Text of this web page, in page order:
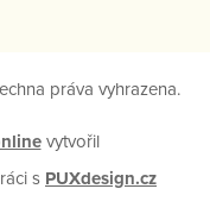
práva vyhrazena.
vytvořil
s PUXdesign.cz